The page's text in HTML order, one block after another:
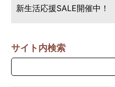
新生活応援SALE開催中！
サイト内検索